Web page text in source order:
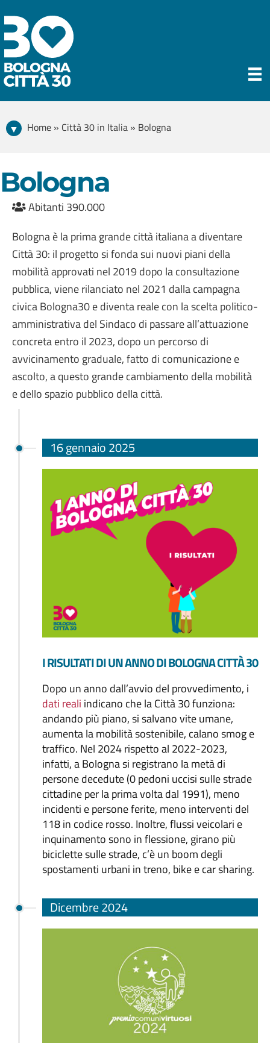
Home » Città 30 in Italia » Bologna
Bologna
Abitanti 390.000
Bologna è la prima grande città italiana a diventare
Città 30: il progetto si fonda sui nuovi piani della
mobilità approvati nel 2019 dopo la consultazione
pubblica, viene rilanciato nel 2021 dalla campagna
civica Bologna30 e diventa reale con la scelta politico-
amministrativa del Sindaco di passare all’attuazione
concreta entro il 2023, dopo un percorso di
avvicinamento graduale, fatto di comunicazione e
ascolto, a questo grande cambiamento della mobilità
e dello spazio pubblico della città.
16 gennaio 2025
I RISULTATI DI UN ANNO DI BOLOGNA CITTÀ 30
Dopo un anno dall’avvio del provvedimento, i
dati reali indicano che la Città 30 funziona:
andando più piano, si salvano vite umane,
aumenta la mobilità sostenibile, calano smog e
traffico. Nel 2024 rispetto al 2022-2023,
infatti, a Bologna si registrano la metà di
persone decedute (0 pedoni uccisi sulle strade
cittadine per la prima volta dal 1991), meno
incidenti e persone ferite, meno interventi del
118 in codice rosso. Inoltre, flussi veicolari e
inquinamento sono in flessione, girano più
biciclette sulle strade, c’è un boom degli
spostamenti urbani in treno, bike e car sharing.
Dicembre 2024